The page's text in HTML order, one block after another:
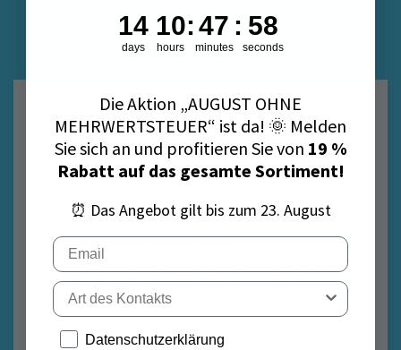
Newsletter an, um sofort 10 % auf
Ihre erste Bestellung zu erhalten.
Datenschutzrichtlinie
Datenschutzrichtlinie
Nach Durchsicht derDatenschutzerklärunggebe ich
meine Zustimmung zur Analyse meines Online-
Verhaltens, um von Marbec S.R.L. per E-Mail oder
WhatsApp Informations- und Werbemitteilungen,
einschließlich des Newsletters, über Produkte der
Marke Marbec, die meinem spezifischen Interesse
Countdown ends in:
14
14
days
10
10
hours
:: 47
47
minutes
: 58
58
seconds
Die Aktion „AUGUST OHNE
MEHRWERTSTEUER“ ist da! 🌞 Melden
Sie sich an und profitieren Sie von 19 %
Rabatt auf das gesamte Sortiment!
⏰ Das Angebot gilt bis zum 23. August
Email
Tipo di contatto
Privacy policy
Datenschutzerklärung